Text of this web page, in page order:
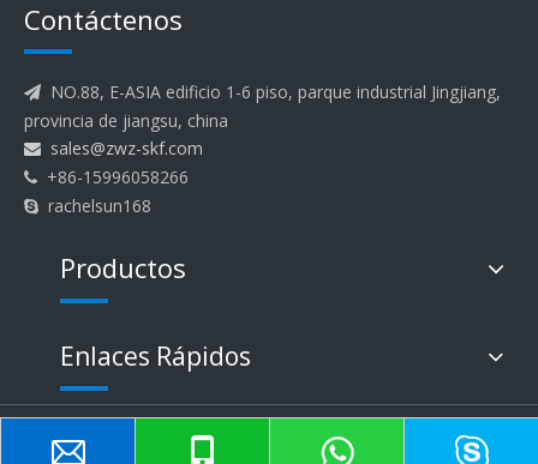
Contáctenos

NO.88, E-ASIA edificio 1-6 piso, parque industrial Jingjiang,
provincia de jiangsu, china
 sales@zwz-skf.com
 +86-15996058266
 rachelsun168
Productos
Enlaces Rápidos
Derechos de autor ©
E-ASIA Bearing
Sitemap Apoyado por